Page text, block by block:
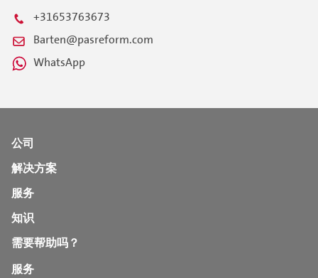
+31653763673
Barten@pasreform.com
WhatsApp
公司
解决方案
服务
知识
需要帮助吗？
服务